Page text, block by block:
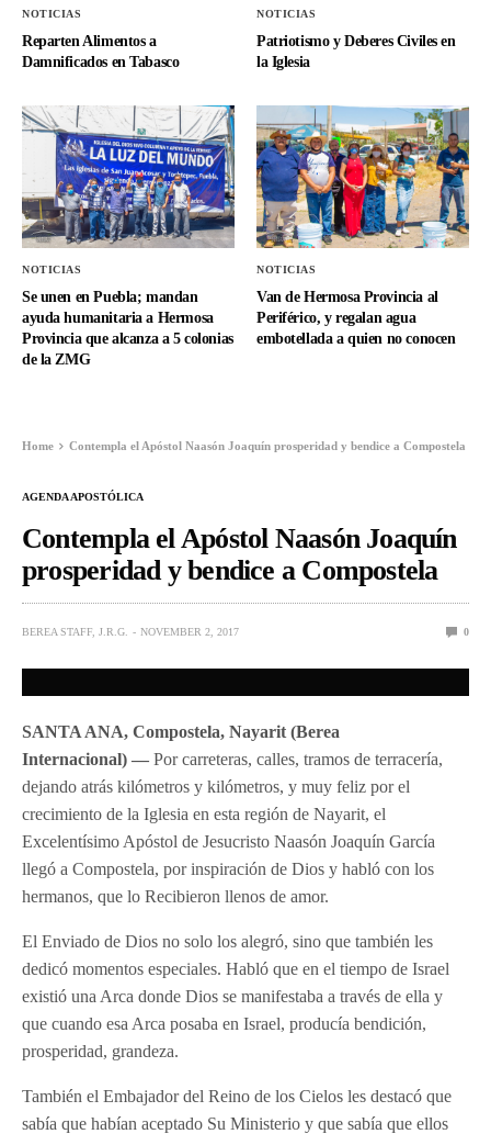
NOTICIAS
Reparten Alimentos a
Damnificados en Tabasco
NOTICIAS
Patriotismo y Deberes Civiles en
la Iglesia
NOTICIAS
Se unen en Puebla; mandan
ayuda humanitaria a Hermosa
Provincia que alcanza a 5 colonias
de la ZMG
NOTICIAS
Van de Hermosa Provincia al
Periférico, y regalan agua
embotellada a quien no conocen
Home Contempla el Apóstol Naasón Joaquín prosperidad y bendice a Compostela
AGENDA APOSTÓLICA
Contempla el Apóstol Naasón Joaquín
prosperidad y bendice a Compostela
BEREA STAFF, J.R.G. NOVEMBER 2, 2017 0
SANTA ANA, Compostela, Nayarit(Berea
Internacional) —Por carreteras, calles, tramos de terracería,
dejando atrás kilómetros y kilómetros, y muy feliz por el
crecimiento de la Iglesia en esta región de Nayarit, el
Excelentísimo Apóstol de Jesucristo Naasón Joaquín García
llegó a Compostela, por inspiración de Dios y habló con los
hermanos, que lo Recibieron llenos de amor.
El Enviado de Dios no solo los alegró, sino que también les
dedicó momentos especiales. Habló que en el tiempo de Israel
existió una Arca donde Dios se manifestaba a través de ella y
que cuando esa Arca posaba en Israel, producía bendición,
prosperidad, grandeza.
También el Embajador del Reino de los Cielos les destacó que
sabía que habían aceptado Su Ministerio y que sabía que ellos